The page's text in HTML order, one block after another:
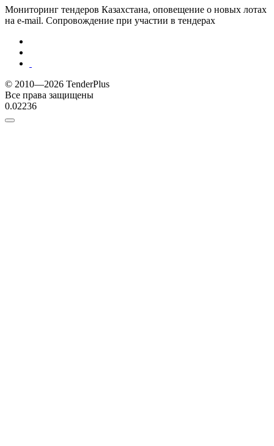
Мониторинг тендеров Казахстана, оповещение о новых лотах
на e-mail. Сопровождение при участии в тендерах
© 2010—2026 TenderPlus
Все права защищены
0.02236